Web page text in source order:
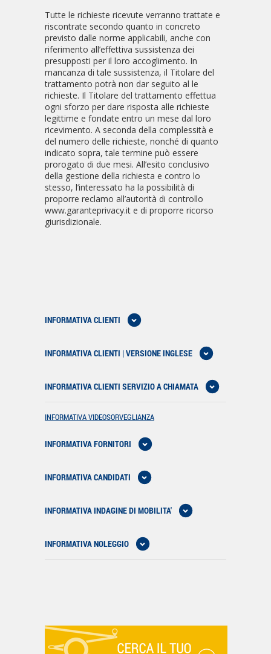
Tutte le richieste ricevute verranno trattate e
riscontrate secondo quanto in concreto
previsto dalle norme applicabili, anche con
riferimento all’effettiva sussistenza dei
presupposti per il loro accoglimento. In
mancanza di tale sussistenza, il Titolare del
trattamento potrà non dar seguito al le
richieste. Il Titolare del trattamento effettua
ogni sforzo per dare risposta alle richieste
legittime e fondate entro un mese dal loro
ricevimento. A seconda della complessità e
del numero delle richieste, nonché di quanto
indicato sopra, tale termine può essere
prorogato di due mesi. All’esito conclusivo
della gestione della richiesta e contro lo
stesso, l’interessato ha la possibilità di
proporre reclamo all’autorità di controllo
www.garanteprivacy.it e di proporre ricorso
giurisdizionale.
INFORMATIVA CLIENTI
INFORMATIVA CLIENTI | VERSIONE INGLESE
INFORMATIVA CLIENTI SERVIZIO A CHIAMATA
INFORMATIVA VIDEOSORVEGLIANZA
INFORMATIVA FORNITORI
INFORMATIVA CANDIDATI
INFORMATIVA INDAGINE DI MOBILITA'
INFORMATIVA NOLEGGIO